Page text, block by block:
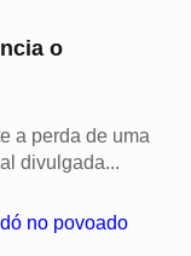
o
a perda de uma
divulgada...